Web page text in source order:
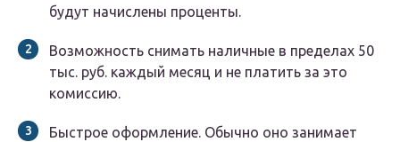
будут начислены проценты.
Возможность снимать наличные в пределах 50
тыс. руб. каждый месяц и не платить за это
комиссию.
Быстрое оформление. Обычно оно занимает